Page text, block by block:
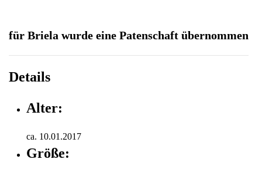
für Briela wurde eine Patenschaft übernommen
Details
Alter:
ca. 10.01.2017
Größe: